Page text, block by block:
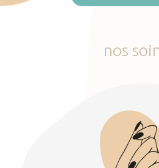
nos